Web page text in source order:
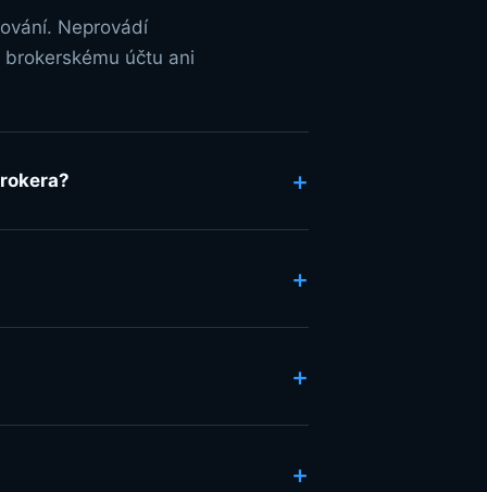
Neprovádí
účtu ani
+
+
+
+